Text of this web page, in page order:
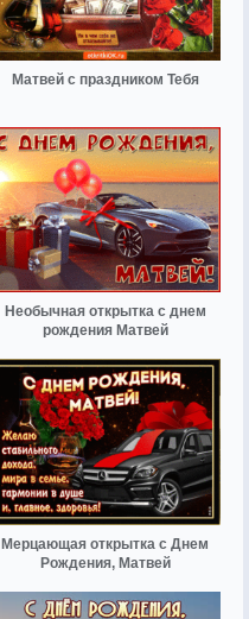
Матвей с праздником Тебя
Необычная открытка с днем
рождения Матвей
Мерцающая открытка с Днем
Рождения, Матвей